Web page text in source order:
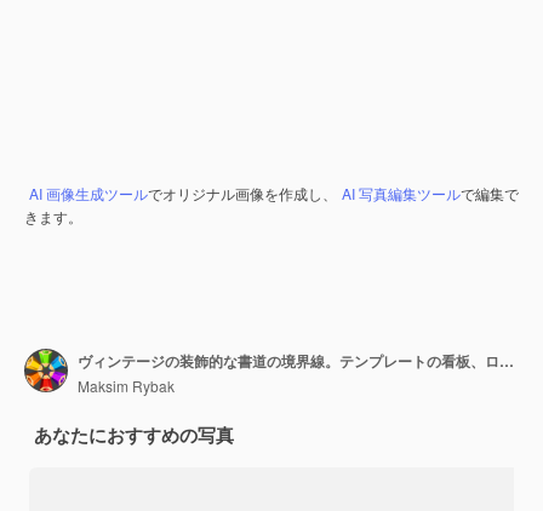
AI 画像生成ツールでオリジナル画像を作成し、 AI 写真編集ツールで編集で
きます。
ヴィンテージの装飾的な書道の境界線。テンプレートの看板、ロゴ、ラベル、ステッカー、カード。グリーティングカード、卒業証書、証明書、賞のクラシックなデザイン要素。グラフィックデザインページ。
Maksim Rybak
あなたにおすすめの写真